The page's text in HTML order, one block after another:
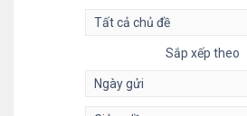
Sắp xếp theo